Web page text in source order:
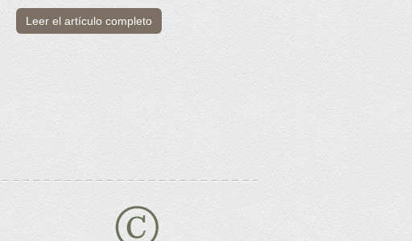
Leer el artículo completo